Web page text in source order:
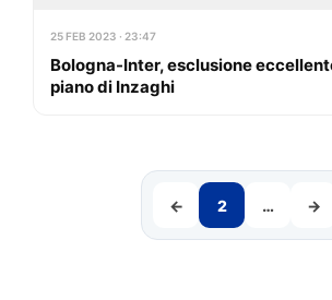
25 FEB 2023 · 23:47
Bologna-Inter, esclusione
piano di Inzaghi
← 2 … →